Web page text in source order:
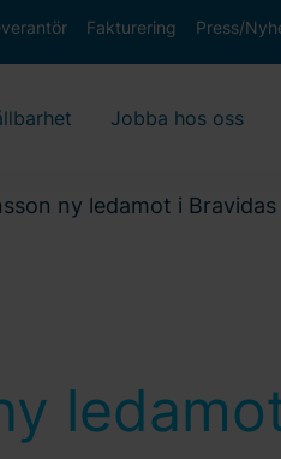
Fakturering Press/
Jobba hos oss
ny ledamot i